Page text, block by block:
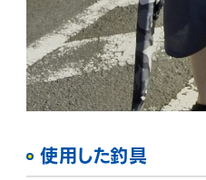
使用した釣具